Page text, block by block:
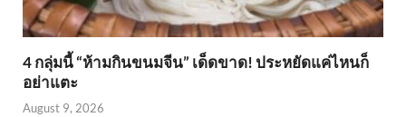
4 กลุ่มนี้ “ห้ามกินขนมจีน” เด็ดขาด! ประหยัดแค่ไหนก็
อย่าแตะ
August 9, 2026